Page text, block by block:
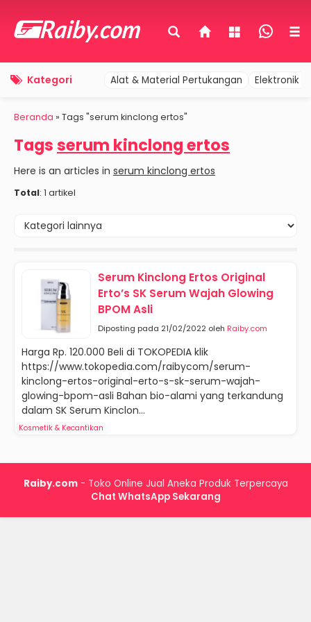
Kategori Alat & Material Pertukangan Elektronik
Beranda » Tags "serum kinclong ertos"
Tagsserum kinclong ertos
Here is an articles in serum kinclong ertos
Total: 1 artikel
Serum Kinclong Ertos Original
Erto’s SK Serum Wajah Glowing
BPOM Asli
Diposting pada 21/02/2022 oleh Raiby.com
Harga Rp. 120.000 Beli di TOKOPEDIA klik
https://www.tokopedia.com/raibycom/serum-
kinclong-ertos-original-erto-s-sk-serum-wajah-
glowing-bpom-asli Bahan bio-alami yang terkandung
dalam SK Serum Kinclon...
Kosmetik & Kecantikan
Raiby.com- Toko Online Jual Aneka Produk Terpercaya
Chat WhatsApp Sekarang